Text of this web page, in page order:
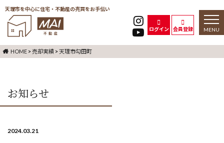
天理市を中心に住宅・不動産の売買をお手伝い
ログイン 会員登録
toggle
HOME > 売却実績 >天理市勾田町
お知らせ
2024.03.21